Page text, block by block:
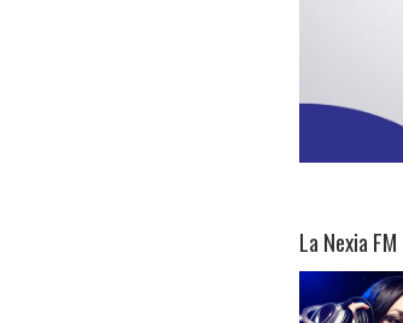
La Nexia FM